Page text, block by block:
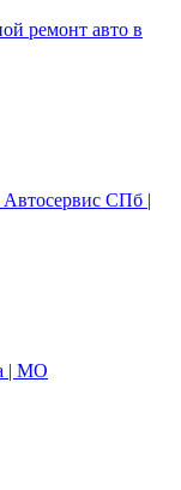
ремонт авто в
СПб |
| МО